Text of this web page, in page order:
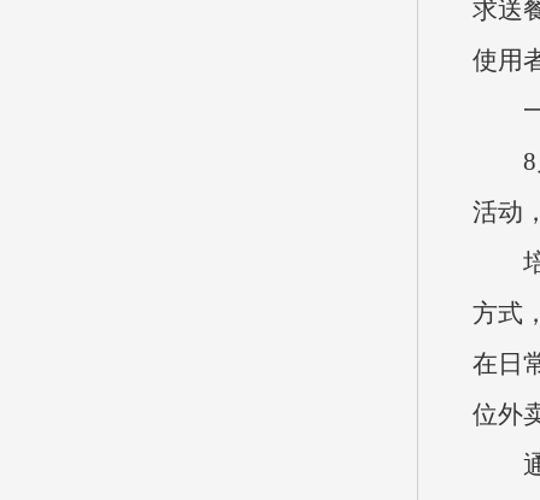
求送
使用
活动
方式
在日
位外